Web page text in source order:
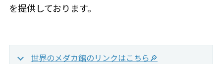
を提供しております。
世界のメダカ館のリンクはこちら🔎